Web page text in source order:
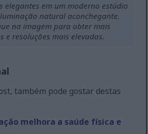
elegantes em um moderno estúdio
natural aconchegante.
na imagem para obter mais
e resoluções mais elevadas.
também pode gostar destas
melhora a saúde física e